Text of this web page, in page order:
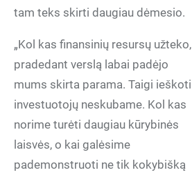
tam teks skirti daugiau dėmesio.
„Kol kas finansinių resursų užteko,
pradedant verslą labai padėjo
mums skirta parama. Taigi ieškoti
investuotojų neskubame. Kol kas
norime turėti daugiau kūrybinės
laisvės, o kai galėsime
pademonstruoti ne tik kokybišką